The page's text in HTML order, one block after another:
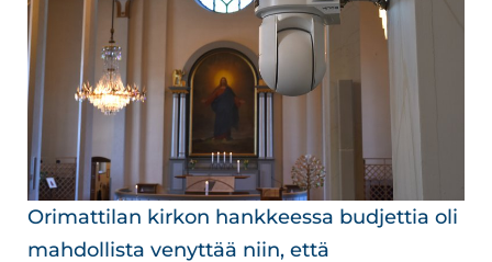
Orimattilan kirkon hankkeessa budjettia oli
mahdollista venyttää niin, että